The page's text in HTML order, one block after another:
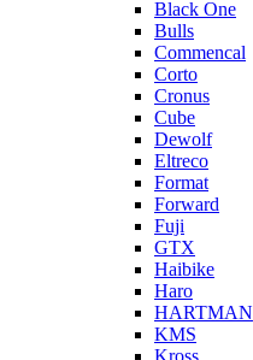
Black One
Bulls
Commencal
Corto
Cronus
Cube
Dewolf
Eltreco
Format
Forward
Fuji
GTX
Haibike
Haro
HARTMAN
KMS
Kross